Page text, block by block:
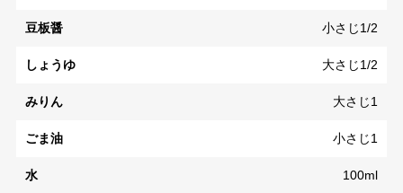
豆板醤 小さじ1/2
しょうゆ 大さじ1/2
みりん 大さじ1
ごま油 小さじ1
水 100ml